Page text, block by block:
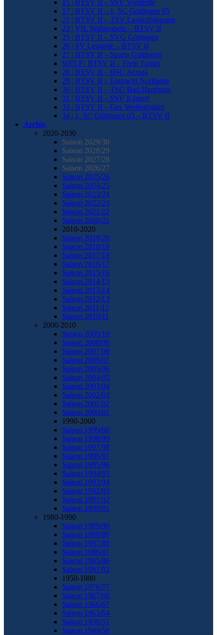
15 | BTSV II – SSV Vorsfelde
17 | BTSV II – 1. SC Göttingen 05
21 | BTSV II – TSV Landolfshausen
22 | VfL Wahrenholz – BTSV II
25 | BTSV II – SVG Göttingen
26 | SV Lengede – BTSV II
27 | BTSV II – Sparta Göttingen
WFLP | BTSV II – Freie Turner
28 | BTSV II – BSC Acosta
29 | BTSV II – Eintracht Northeim
30 | BTSV II – TSG Bad Harzburg
31 | BTSV II – SSV Kästorf
33 | BTSV II – Ger. Wolfenbüttel
34 | 1. SC Göttingen 05 – BTSV II
Archiv
2020-2030
Saison 2029/30
Saison 2028/29
Saison 2027/28
Saison 2026/27
Saison 2025/26
Saison 2024/25
Saison 2023/24
Saison 2022/23
Saison 2021/22
Saison 2020/21
2010-2020
Saison 2019/20
Saison 2018/19
Saison 2017/18
Saison 2016/17
Saison 2015/16
Saison 2014/15
Saison 2013/14
Saison 2012/13
Saison 2011/12
Saison 2010/11
2000-2010
Saison 2009/10
Saison 2008/09
Saison 2007/08
Saison 2006/07
Saison 2005/06
Saison 2004/05
Saison 2003/04
Saison 2002/03
Saison 2001/02
Saison 2000/01
1990-2000
Saison 1999/00
Saison 1998/99
Saison 1997/98
Saison 1996/97
Saison 1995/96
Saison 1994/95
Saison 1993/94
Saison 1992/93
Saison 1991/92
Saison 1990/91
1980-1990
Saison 1989/90
Saison 1988/89
Saison 1987/88
Saison 1986/87
Saison 1985/86
Saison 1981/82
1950-1980
Saison 1976/77
Saison 1967/68
Saison 1966/67
Saison 1963/64
Saison 1950/51
Saison 1949/50